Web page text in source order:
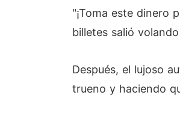
"¡Toma este dinero
billetes salió
Después, el lujoso
trueno y haciendo